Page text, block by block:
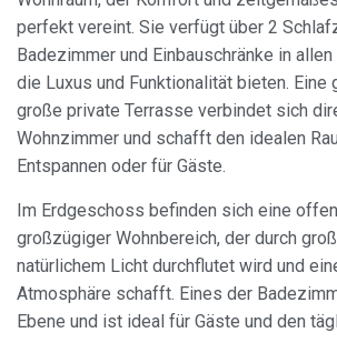
perfekt vereint. Sie verfügt über 2
Badezimmer und Einbauschränke in
die Luxus und Funktionalität bieten. Eine
große private Terrasse verbindet sich
Wohnzimmer und schafft den idealen
Entspannen oder für Gäste.
Im Erdgeschoss befinden sich eine
großzügiger Wohnbereich, der durch
natürlichem Licht durchflutet wird und
Atmosphäre schafft. Eines der
Ebene und ist ideal für Gäste und den
Cookies ändern
Technik und Funktional
Diese Website verwendet eigene
Informationen zu sammeln, um unsere
verbessern. Wenn Sie weiter surfen,
Installation. Der Benutzer hat die
Browser zu konfigurieren und auf
dass er auf seiner Festplatte installiert
bedenken muss, dass dies zu
Navigieren auf der Website führen kann.